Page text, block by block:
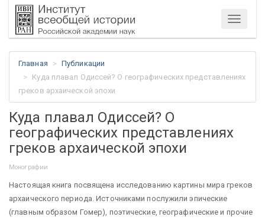
Меню
Главная
Публикации
Куда плавал Одиссей? О географических представлениях
греков архаической эпохи
Куда плавал Одиссей? О
географических представлениях
греков архаической эпохи
Монографии
Настоящая книга посвящена исследованию картины мира греков
архаического периода. Источниками послужили эпические
(главным образом Гомер), поэтические, географические и прочие